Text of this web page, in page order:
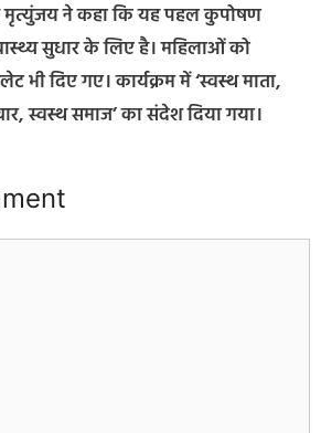
मृत्युंजय ने कहा कि यह पहल कुपोषण
सुधार के लिए है। महिलाओं को
भी दिए गए। कार्यक्रम में ‘स्वस्थ माता,
स्वस्थ समाज’ का संदेश दिया गया।